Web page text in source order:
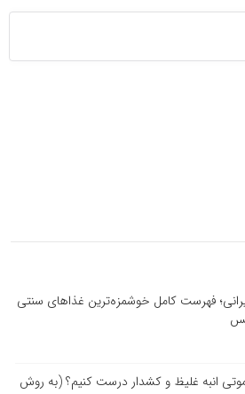
فهرست کامل خوشمزه‌ترین غذاهای سنتی
انبه غلیظ و کشدار درست کنیم؟ (به روش